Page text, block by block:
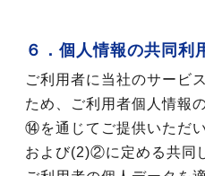
６．個人情報の共同利
ご利用者に当社のサービ
ため、ご利用者個人情報
⑭を通じてご提供いただ
および(2)②に定める共同